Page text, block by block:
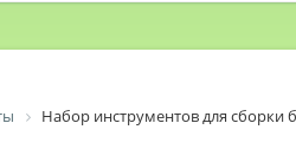
Набор инструментов для сборки